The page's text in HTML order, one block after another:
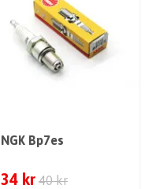
NGK Bp7es
34 kr 40 kr